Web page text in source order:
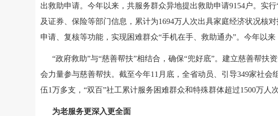
出救助申请。今年以来，共服务群众异地提出救助申请9154户。实
及证券、保险等部门信息，累计为1694万人次出具家庭经济状况核
申请、复核等功能，实现困难群众“手机在手、救助通办”。今年以
“政府救助”与“慈善帮扶”相结合，确保“兜好底”。建立慈善帮
会力量参与慈善帮扶。截至今年11月底，全省动员、引导349家社
伍1万多支，“双百”社工累计服务困难群众和特殊群体超过1500万人次
为老服务更深入更全面